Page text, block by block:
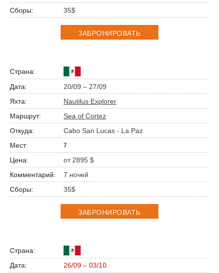
35$
ЗАБРОНИРОВАТЬ
20/09 – 27/09
Nautilus Explorer
Sea of Cortez
Cabo San Lucas - La Paz
7
от 2895 $
7 ночей
35$
ЗАБРОНИРОВАТЬ
26/09 – 03/10